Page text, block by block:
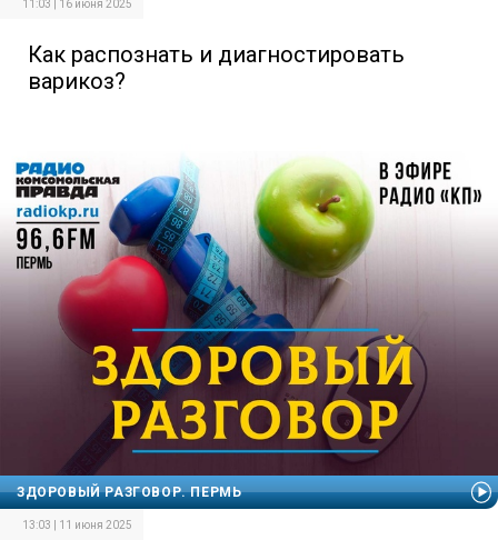
11:03 | 16 июня 2025
Как распознать и диагностировать
варикоз?
ЗДОРОВЫЙ РАЗГОВОР. ПЕРМЬ
13:03 | 11 июня 2025